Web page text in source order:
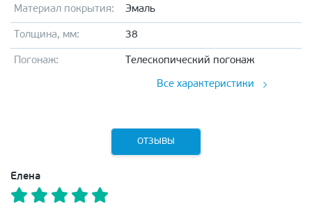
Материал покрытия: Эмаль
Толщина, мм: 38
Погонаж: Телескопический погонаж
Все характеристики
ОТЗЫВЫ
Елена